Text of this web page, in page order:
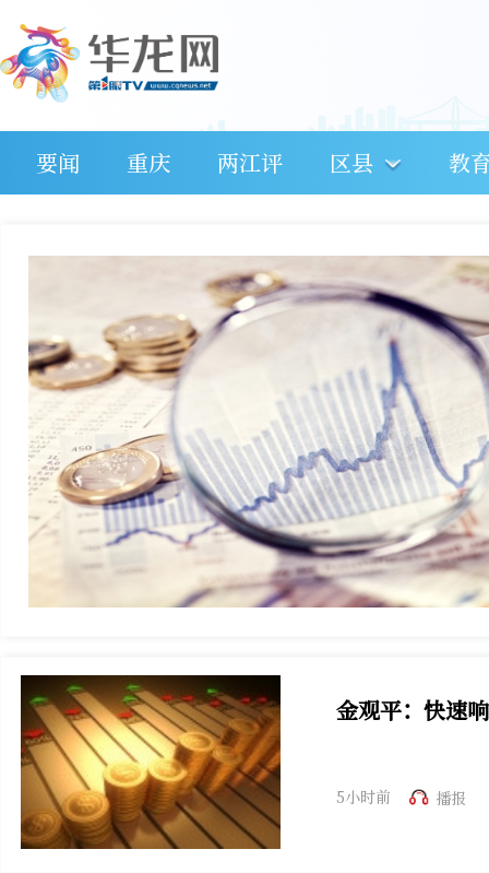
要闻 重庆 两江评 区县 教
金观平：快速
欧洲高温催生空调
5小时前 播报